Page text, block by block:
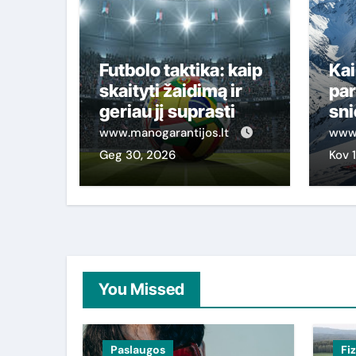
Futbolo taktika: kaip
skaityti žaidimą ir
geriau jį suprasti
www.manogarantijos.lt
Geg 30, 2026
Kov
You Missed
Paslaugos